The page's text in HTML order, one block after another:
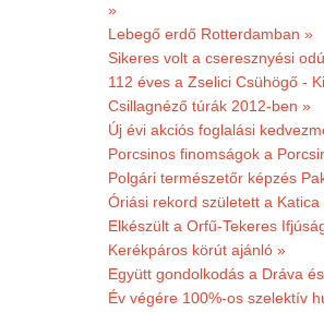
»
Lebegő erdő Rotterdamban »
Sikeres volt a cseresznyési
112 éves a Zselici Csühögő -
Csillagnéző túrák 2012-ben »
Új évi akciós foglalási
Porcsinos finomságok a
Polgári természetőr képzés
Óriási rekord született a Katica
Elkészült a Orfű-Tekeres
Kerékpáros körút ajánló »
Együtt gondolkodás a Dráva
Év végére 100%-os szelektív